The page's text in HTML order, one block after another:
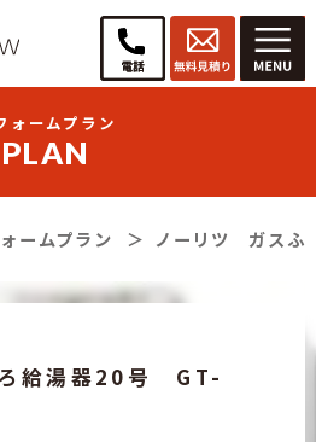
ォームプラン
PLAN
ームプラン ノーリツ ガスふ
給湯器20号 GT-